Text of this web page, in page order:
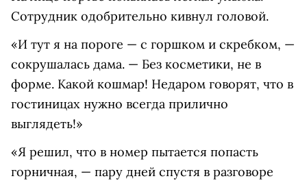
Сотрудник одобрительно кивнул головой.
«И тут я на пороге — с горшком и скребком, —
сокрушалась дама. — Без косметики, не в
форме. Какой кошмар! Недаром говорят, что в
гостиницах нужно всегда прилично
выглядеть!»
«Я решил, что в номер пытается попасть
горничная, — пару дней спустя в разговоре